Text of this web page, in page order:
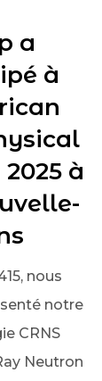
a
à
à
nous
notre
CRNS
Neutron